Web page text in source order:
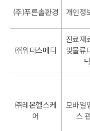
(주)푸른솔환경 개인정
㈜위더스메디
진료재
및물류
㈜레몬헬스케
어
모바일
스